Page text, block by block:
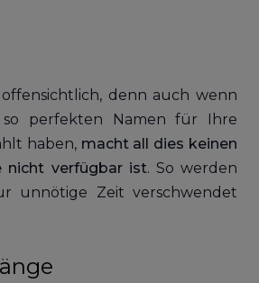
denn auch wenn
perfekten Namen für Ihre
haben, macht all dies keinen
nicht verfügbar ist. So werden
unnötige Zeit verschwendet